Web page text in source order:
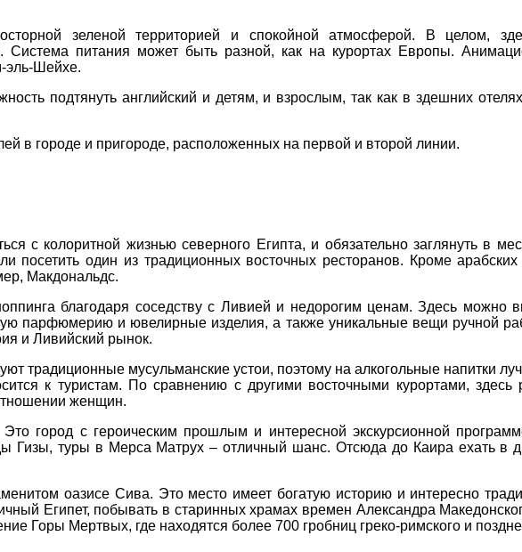
зеленой территорией и спокойной атмосферой. В целом,
Система питания может быть разной, как на курортах Европы.
эль-Шейхе.
подтянуть английский и детям, и взрослым, так как в здешних отелях
в городе и пригороде, расположенных на первой и второй линии.
с колоритной жизнью северного Египта, и обязательно заглянуть в
посетить один из традиционных восточных ресторанов. Кроме
Макдональдс.
благодаря соседству с Ливией и недорогим ценам. Здесь можно
парфюмерию и ювелирные изделия, а также уникальные вещи ручной
и Ливийский рынок.
традиционные мусульманские устои, поэтому на алкогольные напитки
к туристам. По сравнению с другими восточными курортами, здесь
женщин.
город с героическим прошлым и интересной экскурсионной
Гизы, туры в Мерса Матрух – отличный шанс. Отсюда до Каира ехать в
оазисе Сива. Это место имеет богатую историю и интересно
Египет, побывать в старинных храмах времен Александра
Горы Мертвых, где находятся более 700 гробниц греко-римского и